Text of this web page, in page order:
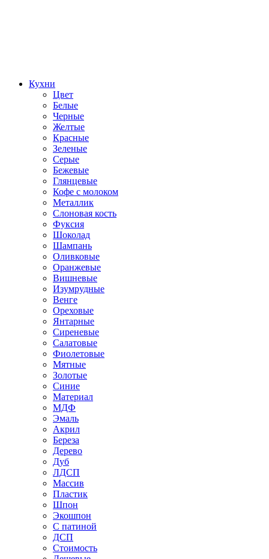
Кухни
Цвет
Белые
Черные
Желтые
Красные
Зеленые
Серые
Бежевые
Глянцевые
Кофе с молоком
Металлик
Слоновая кость
Фуксия
Шоколад
Шампань
Оливковые
Оранжевые
Вишневые
Изумрудные
Венге
Ореховые
Янтарные
Сиреневые
Салатовые
Фиолетовые
Мятные
Золотые
Синие
Материал
МДФ
Эмаль
Акрил
Береза
Дерево
Дуб
ЛДСП
Массив
Пластик
Шпон
Экошпон
С патиной
ДСП
Стоимость